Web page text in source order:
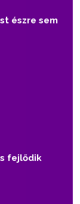
észre sem
fejlődik